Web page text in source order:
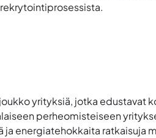
yrityksiä, jotka
perheomisteiseen
ja energiatehokkaita